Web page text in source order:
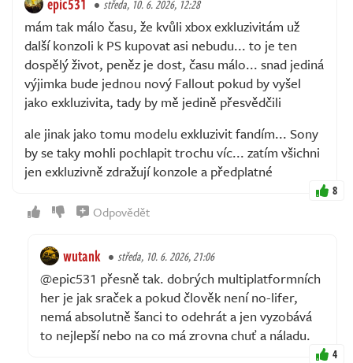
středa, 10. 6. 2026, 12:28
mám tak málo času, že kvůli xbox exkluzivitám už
další konzoli k PS kupovat asi nebudu... to je ten
dospělý život, peněz je dost, času málo... snad jediná
výjimka bude jednou nový Fallout pokud by vyšel
jako exkluzivita, tady by mě jedině přesvědčili
ale jinak jako tomu modelu exkluzivit fandím... Sony
by se taky mohli pochlapit trochu víc... zatím všichni
jen exkluzivně zdražují konzole a předplatné
8
Odpovědět
wutank středa, 10. 6. 2026, 21:06
@epic531 přesně tak. dobrých multiplatformních
her je jak sraček a pokud člověk není no-lifer,
nemá absolutně šanci to odehrát a jen vyzobává
to nejlepší nebo na co má zrovna chuť a náladu.
4